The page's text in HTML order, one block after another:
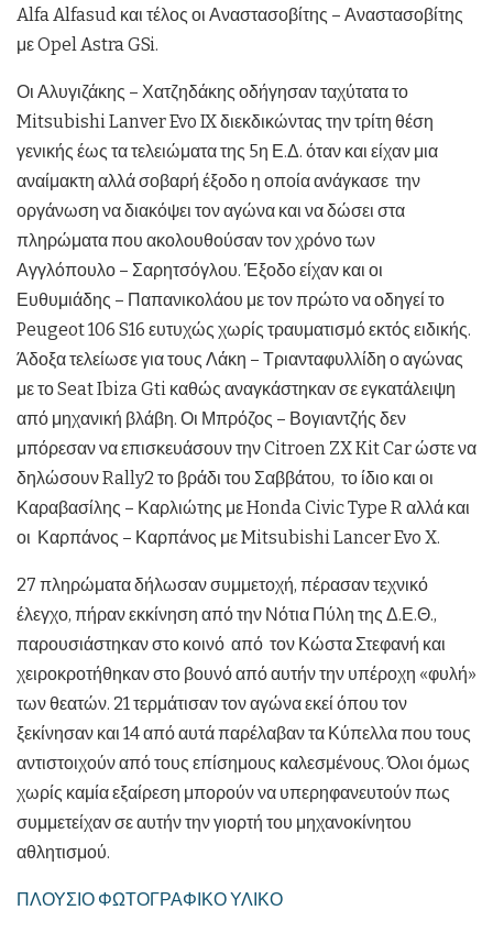
Alfa Alfasud και τέλος οι Αναστασοβίτης – Αναστασοβίτης
με Opel Astra GSi.
Οι Αλυγιζάκης – Χατζηδάκης οδήγησαν ταχύτατα το
Mitsubishi Lanver Evo IX διεκδικώντας την τρίτη θέση
γενικής έως τα τελειώματα της 5η Ε.Δ. όταν και είχαν μια
αναίμακτη αλλά σοβαρή έξοδο η οποία ανάγκασε την
οργάνωση να διακόψει τον αγώνα και να δώσει στα
πληρώματα που ακολουθούσαν τον χρόνο των
Αγγλόπουλο – Σαρητσόγλου. Έξοδο είχαν και οι
Ευθυμιάδης – Παπανικολάου με τον πρώτο να οδηγεί το
Peugeot 106 S16 ευτυχώς χωρίς τραυματισμό εκτός ειδικής.
Άδοξα τελείωσε για τους Λάκη – Τριανταφυλλίδη ο αγώνας
με το Seat Ibiza Gti καθώς αναγκάστηκαν σε εγκατάλειψη
από μηχανική βλάβη. Οι Μπρόζος – Βογιαντζής δεν
μπόρεσαν να επισκευάσουν την Citroen ZX Kit Car ώστε να
δηλώσουν Rally2 το βράδι του Σαββάτου, το ίδιο και οι
Καραβασίλης – Καρλιώτης με Honda Civic Type R αλλά και
οι Καρπάνος – Καρπάνος με Mitsubishi Lancer Evo X.
27 πληρώματα δήλωσαν συμμετοχή, πέρασαν τεχνικό
έλεγχο, πήραν εκκίνηση από την Νότια Πύλη της Δ.Ε.Θ.,
παρουσιάστηκαν στο κοινό από τον Κώστα Στεφανή και
χειροκροτήθηκαν στο βουνό από αυτήν την υπέροχη «φυλή»
των θεατών. 21 τερμάτισαν τον αγώνα εκεί όπου τον
ξεκίνησαν και 14 από αυτά παρέλαβαν τα Κύπελλα που τους
αντιστοιχούν από τους επίσημους καλεσμένους. Όλοι όμως
χωρίς καμία εξαίρεση μπορούν να υπερηφανευτούν πως
συμμετείχαν σε αυτήν την γιορτή του μηχανοκίνητου
αθλητισμού.
ΠΛΟΥΣΙΟ ΦΩΤΟΓΡΑΦΙΚΟ ΥΛΙΚΟ